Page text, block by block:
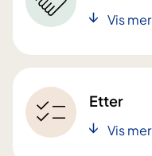
Vis mer
Etter
Vis mer